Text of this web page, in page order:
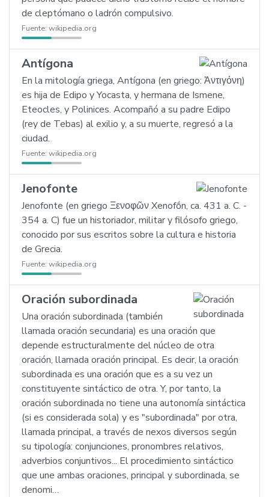
de cleptómano o ladrón compulsivo.
Fuente: wikipedia.org
Antígona
En la mitología griega, Antígona (en griego: Ἀντιγόνη)
es hija de Edipo y Yocasta, y hermana de Ismene,
Eteocles, y Polinices. Acompañó a su padre Edipo
(rey de Tebas) al exilio y, a su muerte, regresó a la
ciudad.
Fuente: wikipedia.org
Jenofonte
Jenofonte (en griego Ξενοφῶν Xenofṓn, ca. 431 a. C. -
354 a. C) fue un historiador, militar y filósofo griego,
conocido por sus escritos sobre la cultura e historia
de Grecia.
Fuente: wikipedia.org
Oración subordinada
Una oración subordinada (también
llamada oración secundaria) es una oración que
depende estructuralmente del núcleo de otra
oración, llamada oración principal. Es decir, la oración
subordinada es una oración que es a su vez un
constituyente sintáctico de otra. Y, por tanto, la
oración subordinada no tiene una autonomía sintáctica
(si es considerada sola) y es "subordinada" por otra,
llamada principal, a través de nexos diversos según
su tipología: conjunciones, pronombres relativos,
adverbios conjuntivos... El procedimiento sintáctico
que une ambas oraciones, principal y subordinada, se
denomi…